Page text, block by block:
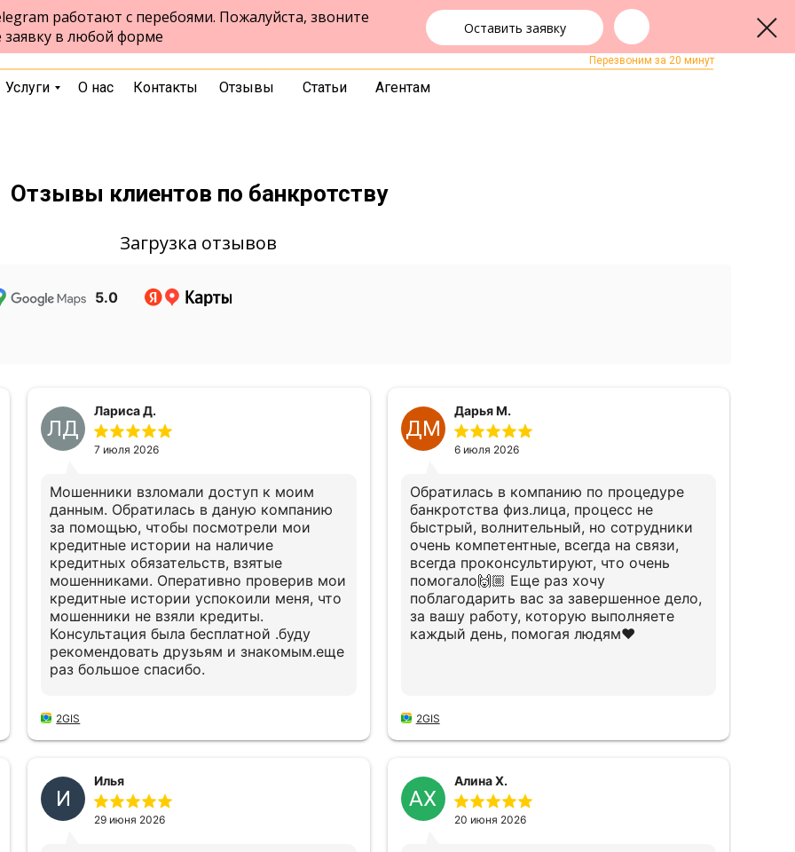
работают с перебоями. Пожалуйста, звоните
заявку в любой форме
Оставить заявку ЗАКАЗАТЬ ЗВОНОК
Перезвоним за 20 минут
Услуги О нас Контакты Отзывы Статьи Агентам
ул. Партизана Железняка, 6а,
Красноярск
выбрать город
+7 (391) 290-22-15
Отзывы клиентов по банкротству
Загрузка отзывов
5.0
ЛД
Лариса Д.
7 июля 2026
Мошенники взломали доступ к моим
данным. Обратилась в даную компанию
за помощью, чтобы посмотрели мои
кредитные истории на наличие
кредитных обязательств, взятые
мошенниками. Оперативно проверив мои
кредитные истории успокоили меня, что
мошенники не взяли кредиты.
Консультация была бесплатной .буду
рекомендовать друзьям и знакомым.еще
раз большое спасибо.
2GIS
ДМ
Дарья М.
6 июля 2026
Обратилась в компанию по процедуре
банкротства физ.лица, процесс не
быстрый, волнительный, но сотрудники
очень компетентные, всегда на связи,
всегда проконсультируют, что очень
помогало🙌🏼 Еще раз хочу
поблагодарить вас за завершенное дело,
за вашу работу, которую выполняете
каждый день, помогая людям❤️
2GIS
И
Илья
29 июня 2026
АХ
Алина Х.
20 июня 2026